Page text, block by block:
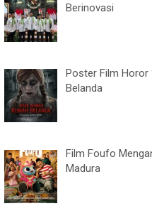
Berinovasi
Poster Film Horor
Belanda
Film Foufo
Madura